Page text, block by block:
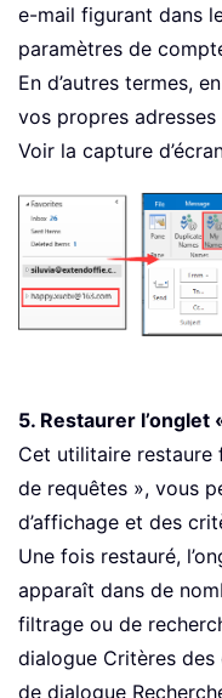
e-mail figurant dans
paramètres de
En d’autres termes,
vos propres
Voir la capture
5. Restaurer
Cet utilitaire restaure
de requêtes », vous
d’affichage et des
Une fois restauré,
apparaît dans de
filtrage ou de
dialogue Critères
de dialogue